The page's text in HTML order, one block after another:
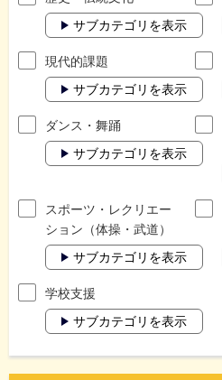
サブカテゴリを表示
現代的課題
サブカテゴリを表示
ダンス・舞踊
サブカテゴリを表示
スポーツ・レクリエー
ション（体操・武道）
サブカテゴリを表示
学校支援
サブカテゴリを表示